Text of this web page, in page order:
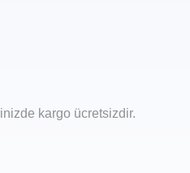
kargo ücretsizdir.